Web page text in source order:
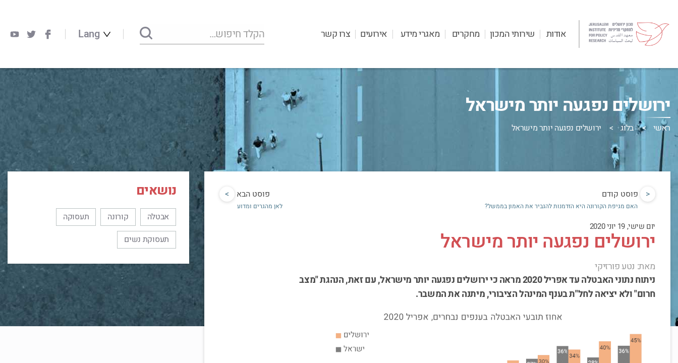
אודות שירותי המכון מחקרים מאגרי מידע אירועים צרו קשר Lang
ירושלים נפגעה יותר מישראל
ראשי בלוג ירושלים נפגעה יותר מישראל
< פוסט קודם
האם מגיפת הקורונה היא הזדמנות להגביר את האמון בממשל?
פוסט הבא >
לאן מהגרים ומדוע
יום שישי, 19 יוני 2020
ירושלים נפגעה יותר מישראל
מאת: נטע פורזיקי
ניתוח נתוני האבטלה עד אפריל 2020 מראה כי ירושלים נפגעה יותר מישראל, עם זאת, הנהגת "מצב
חרום" ולא יציאה לחל"ת בענף המינהל הציבורי, מיתנה את המשבר.
נושאים
אבטלה קורונה
תעסוקה
תעסוקת נשים